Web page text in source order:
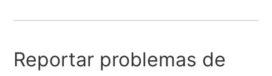
Reportar problemas de